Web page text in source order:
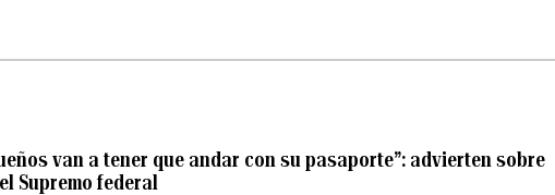
van a tener que andar con su pasaporte”: advierten sobre
Supremo federal